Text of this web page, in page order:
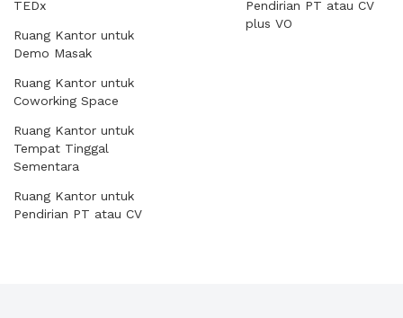
TEDx
Ruang Kantor untuk
Demo Masak
Ruang Kantor untuk
Coworking Space
Ruang Kantor untuk
Tempat Tinggal
Sementara
Ruang Kantor untuk
Pendirian PT atau CV
Pendirian PT atau CV
plus VO